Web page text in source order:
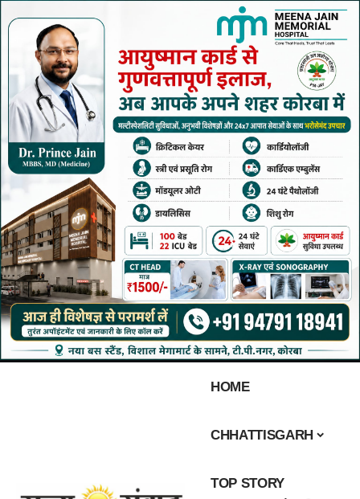
HOME
CHHATTISGARH
TOP STORY